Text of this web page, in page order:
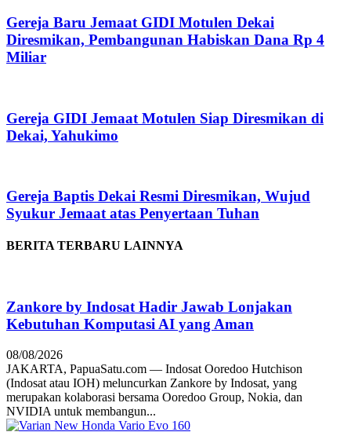
Gereja Baru Jemaat GIDI Motulen Dekai
Diresmikan, Pembangunan Habiskan Dana Rp 4
Miliar
Gereja GIDI Jemaat Motulen Siap Diresmikan di
Dekai, Yahukimo
Gereja Baptis Dekai Resmi Diresmikan, Wujud
Syukur Jemaat atas Penyertaan Tuhan
BERITA TERBARU LAINNYA
Zankore by Indosat Hadir Jawab Lonjakan
Kebutuhan Komputasi AI yang Aman
08/08/2026
JAKARTA, PapuaSatu.com — Indosat Ooredoo Hutchison
(Indosat atau IOH) meluncurkan Zankore by Indosat, yang
merupakan kolaborasi bersama Ooredoo Group, Nokia, dan
NVIDIA untuk membangun...